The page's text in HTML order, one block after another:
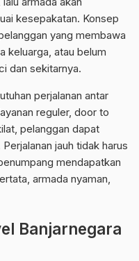
kesepakatan. Konsep
yang membawa
keluarga, atau belum
dan sekitarnya.
perjalanan antar
reguler, door to
pelanggan dapat
jauh tidak harus
mendapatkan
armada nyaman,
Banjarnegara